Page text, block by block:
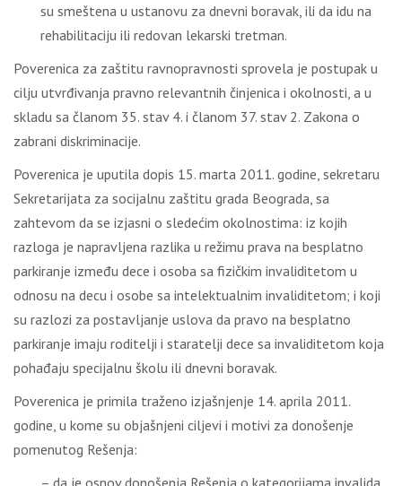
su smeštena u ustanovu za dnevni boravak, ili da idu na
rehabilitaciju ili redovan lekarski tretman.
Poverenica za zaštitu ravnopravnosti sprovela je postupak u
cilju utvrđivanja pravno relevantnih činjenica i okolnosti, a u
skladu sa članom 35. stav 4. i članom 37. stav 2. Zakona o
zabrani diskriminacije.
Poverenica je uputila dopis 15. marta 2011. godine, sekretaru
Sekretarijata za socijalnu zaštitu grada Beograda, sa
zahtevom da se izjasni o sledećim okolnostima: iz kojih
razloga je napravljena razlika u režimu prava na besplatno
parkiranje između dece i osoba sa fizičkim invaliditetom u
odnosu na decu i osobe sa intelektualnim invaliditetom; i koji
su razlozi za postavljanje uslova da pravo na besplatno
parkiranje imaju roditelji i staratelji dece sa invaliditetom koja
pohađaju specijalnu školu ili dnevni boravak.
Poverenica je primila traženo izjašnjenje 14. aprila 2011.
godine, u kome su objašnjeni ciljevi i motivi za donošenje
pomenutog Rešenja:
– da je osnov donošenja Rešenja o kategorijama invalida